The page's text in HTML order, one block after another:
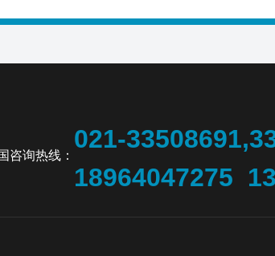
咨询热线：
021-
18964047275